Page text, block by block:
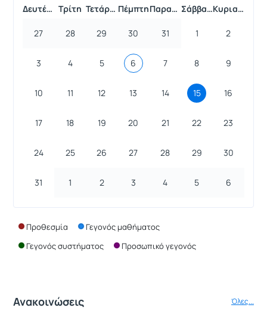
Δευτέρα Τρίτη Τετάρτη Πέμπτη Παρασκευή Σάββατο Κυριακή
27 28 29 30 31 1 2
3 4 5 6 7 8 9
10 11 12 13 14 15 16
17 18 19 20 21 22 23
24 25 26 27 28 29 30
31 1 2 3 4 5 6
Προθεσμία
Γεγονός μαθήματος
Γεγονός συστήματος
Προσωπικό γεγονός
Ανακοινώσεις Όλες...